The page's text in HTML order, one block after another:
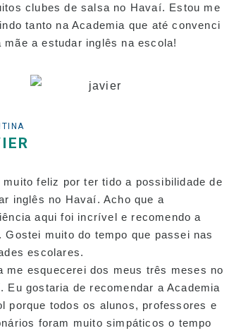
clubes de salsa no Havaí. Estou me
tanto na Academia que até convenci
mãe a estudar inglês na escola!
muito feliz por ter tido a possibilidade de
inglês no Havaí. Acho que a
aqui foi incrível e recomendo a
Gostei muito do tempo que passei nas
escolares.
me esquecerei dos meus três meses no
Eu gostaria de recomendar a Academia
porque todos os alunos, professores e
foram muito simpáticos o tempo